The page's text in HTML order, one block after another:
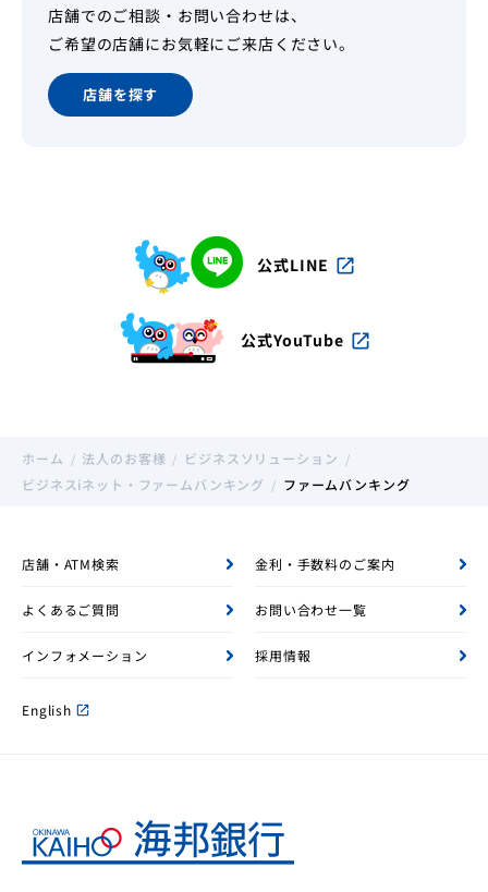
店舗でのご相談・お問い合わせは、
ご希望の店舗にお気軽にご来店ください。
店舗を探す
公式LINE open_in_new
公式YouTube open_in_new
ホーム 法人のお客様
ビジネスソリューション
ビジネスiネット・ファームバンキング
ファームバンキング
店舗・ATM検索 金利・手数料のご案内
よくあるご質問 お問い合わせ一覧
インフォメーション 採用情報
English open_in_new